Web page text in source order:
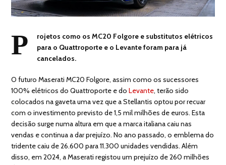
P
rojetos como os MC20 Folgore e substitutos elétricos
para o Quattroporte e o Levante foram para já
cancelados.
O futuro Maserati MC20 Folgore, assim como os sucessores
100% elétricos do Quattroporte e doLevante, terão sido
colocados na gaveta uma vez que a Stellantis optou por recuar
com o investimento previsto de 1,5 mil milhões de euros. Esta
decisão surge numa altura em que a marca italiana caiu nas
vendas e continua a dar prejuízo. No ano passado, o emblema do
tridente caiu de 26.600 para 11.300 unidades vendidas. Além
disso, em 2024, a Maserati registou um prejuízo de 260 milhões